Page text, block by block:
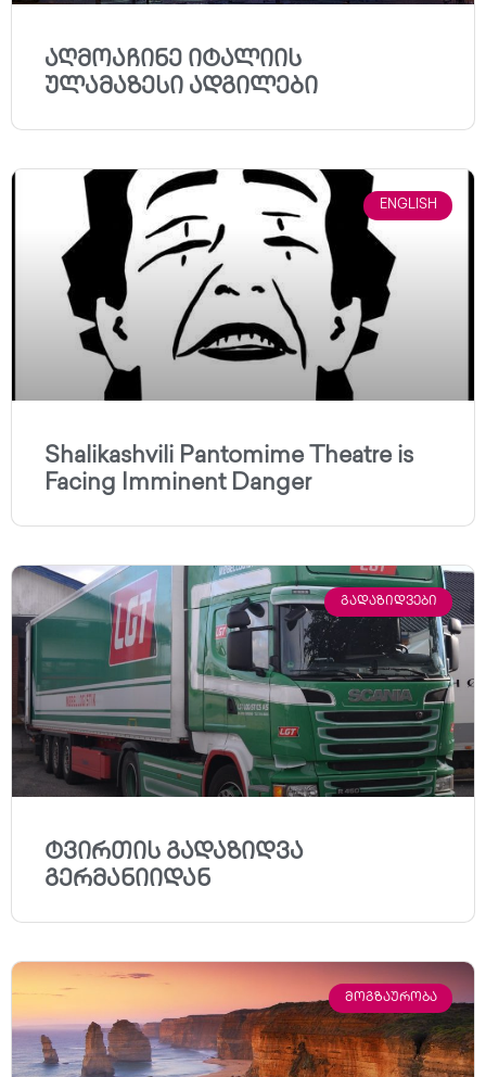
აღმოაჩინე იტალიის
ულამაზესი ადგილები
ENGLISH
Shalikashvili Pantomime Theatre is
Facing Imminent Danger
ᲒᲐᲓᲐᲖᲘᲓᲕᲔᲑᲘ
ტვირთის გადაზიდვა
გერმანიიდან
ᲛᲝᲒᲖᲐᲣᲠᲝᲑᲐ